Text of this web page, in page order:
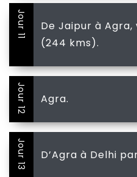
Jour 11
De Jaipur à
(244 kms).
Jour 12 Agra.
Jour 13 D’Agra à Delhi